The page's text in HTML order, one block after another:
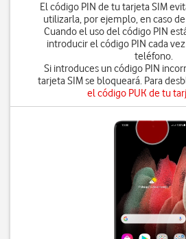
El código PIN de tu tarjeta SIM
utilizarla, por ejemplo, en caso
Cuando el uso del código PIN
introducir el código PIN cada
teléfono.
Si introduces un código PIN
tarjeta SIM se bloqueará. Para
el código PUK de tu